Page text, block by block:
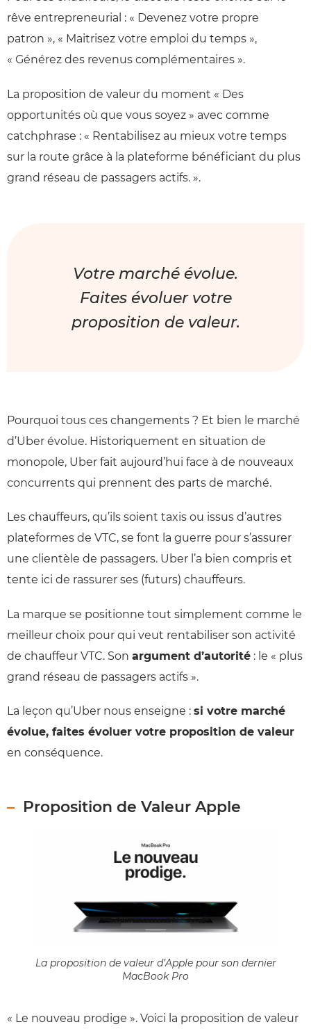
rêve entrepreneurial : « Devenez votre propre
patron », « Maitrisez votre emploi du temps »,
« Générez des revenus complémentaires ».
La proposition de valeur du moment « Des
opportunités où que vous soyez » avec comme
catchphrase : « Rentabilisez au mieux votre temps
sur la route grâce à la plateforme bénéficiant du plus
grand réseau de passagers actifs. ».
Votre marché évolue.
Faites évoluer votre
proposition de valeur.
Pourquoi tous ces changements ? Et bien le marché
d’Uber évolue. Historiquement en situation de
monopole, Uber fait aujourd’hui face à de nouveaux
concurrents qui prennent des parts de marché.
Les chauffeurs, qu’ils soient taxis ou issus d’autres
plateformes de VTC, se font la guerre pour s’assurer
une clientèle de passagers. Uber l’a bien compris et
tente ici de rassurer ses (futurs) chauffeurs.
La marque se positionne tout simplement comme le
meilleur choix pour qui veut rentabiliser son activité
de chauffeur VTC. Son argument d’autorité : le « plus
grand réseau de passagers actifs ».
La leçon qu’Uber nous enseigne : si votre marché
évolue, faites évoluer votre proposition de valeur
en conséquence.
Proposition de Valeur Apple
La proposition de valeur d’Apple pour son dernier
MacBook Pro
« Le nouveau prodige ». Voici la proposition de valeur